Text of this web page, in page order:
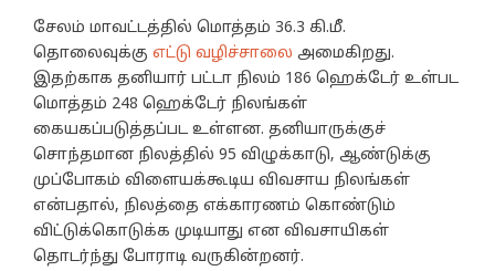
சேலம் மாவட்டத்தில் மொத்தம் 36.3 கி.மீ.
தொலைவுக்கு எட்டு வழிச்சாலை அமைகிறது.
இதற்காக தனியார் பட்டா நிலம் 186 ஹெக்டேர் உள்பட
மொத்தம் 248 ஹெக்டேர் நிலங்கள்
கையகப்படுத்தப்பட உள்ளன. தனியாருக்குச்
சொந்தமான நிலத்தில் 95 விழுக்காடு, ஆண்டுக்கு
முப்போகம் விளையக்கூடிய விவசாய நிலங்கள்
என்பதால், நிலத்தை எக்காரணம் கொண்டும்
விட்டுக்கொடுக்க முடியாது என விவசாயிகள்
தொடர்ந்து போராடி வருகின்றனர்.